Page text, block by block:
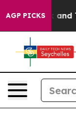
AGP PICKS
Sick and Tired